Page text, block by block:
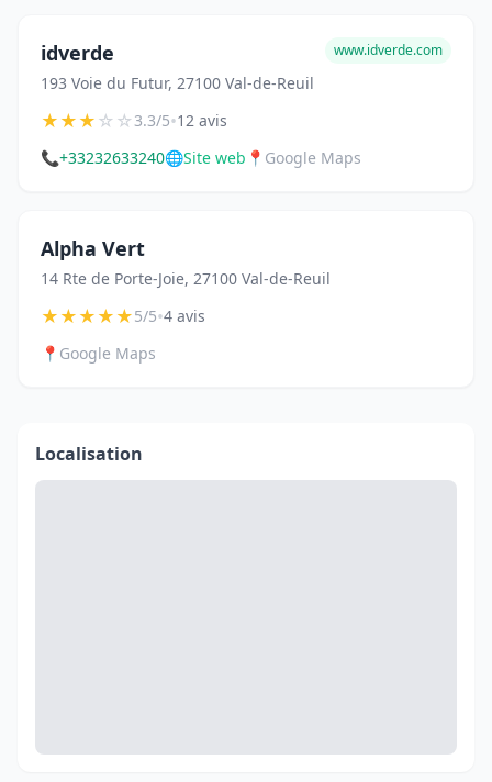
idverde
193 Voie du Futur, 27100 Val-de-Reuil
www.idverde.com
★★★☆☆3.3/5•12 avis
📞+33232633240🌐Site web 📍 Google Maps
Alpha Vert
14 Rte de Porte-Joie, 27100 Val-de-Reuil
★★★★★5/5•4 avis
📍 Google Maps
Localisation